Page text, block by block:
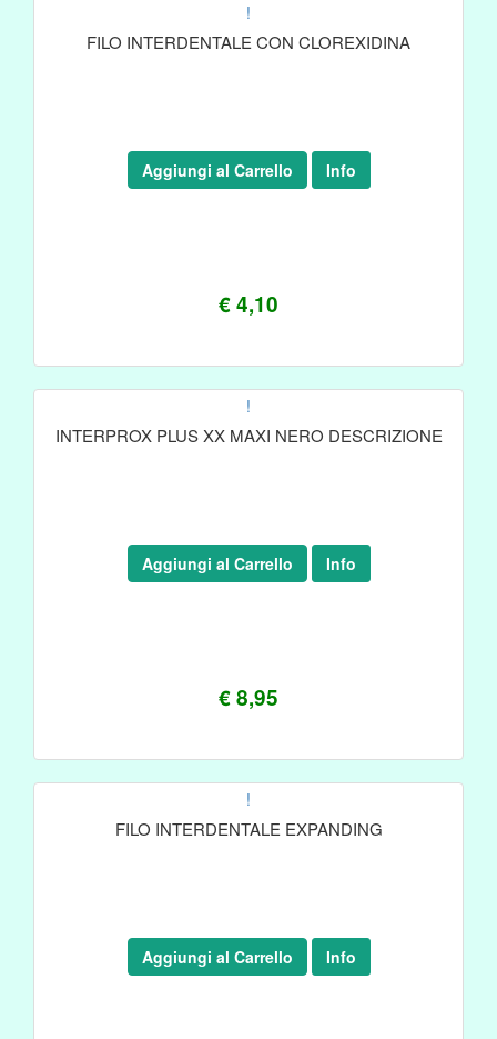
!
FILO INTERDENTALE CON CLOREXIDINA
€ 4,10
Aggiungi al Carrello Info
!
INTERPROX PLUS XX MAXI NERO DESCRIZIONE
€ 8,95
Aggiungi al Carrello Info
!
FILO INTERDENTALE EXPANDING
Aggiungi al Carrello Info